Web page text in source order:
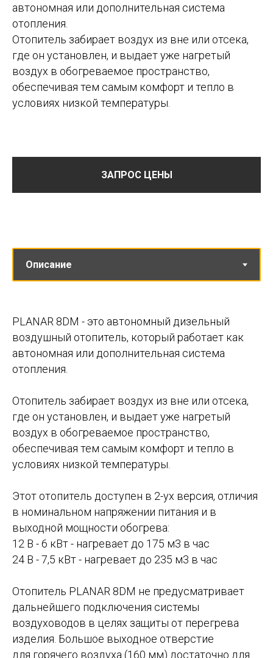
автономная или дополнительная система
отопления.
Отопитель забирает воздух из вне или отсека,
где он установлен, и выдает уже нагретый
воздух в обогреваемое пространство,
обеспечивая тем самым комфорт и тепло в
условиях низкой температуры.
ЗАПРОС ЦЕНЫ
PLANAR 8DM - это автономный дизельный
воздушный отопитель, который работает как
автономная или дополнительная система
отопления.
Отопитель забирает воздух из вне или отсека,
где он установлен, и выдает уже нагретый
воздух в обогреваемое пространство,
обеспечивая тем самым комфорт и тепло в
условиях низкой температуры.
Этот отопитель доступен в 2-ух версия, отличия
в номинальном напряжении питания и в
выходной мощности обогрева:
12 В - 6 кВт - нагревает до 175 м3 в час
24 В - 7,5 кВт - нагревает до 235 м3 в час
Отопитель PLANAR 8DM не предусматривает
дальнейшего подключения системы
воздуховодов в целях защиты от перегрева
изделия. Большое выходное отверстие
для горячего воздуха (160 мм) достаточно для